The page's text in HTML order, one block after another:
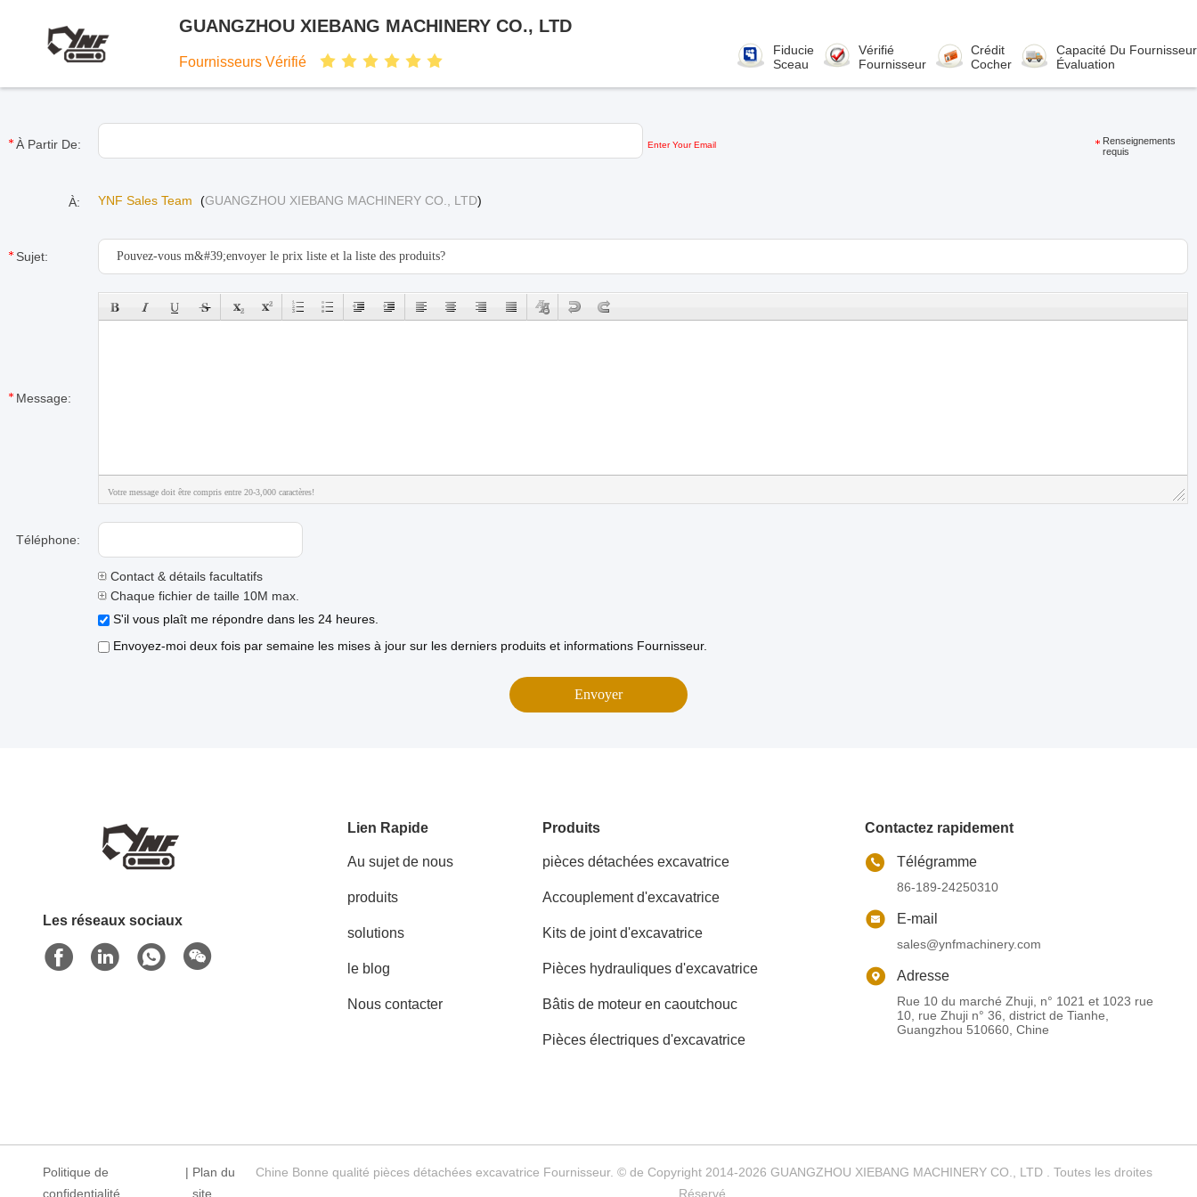
GUANGZHOU XIEBANG MACHINERY CO., LTD
Fournisseurs Vérifié
Fiducie
Sceau
Vérifié
Fournisseur
Crédit
Cocher
Capacité Du Fournisseur
Évaluation
À Partir De: Enter Your Email
Renseignements
requis
À: YNF Sales Team (GUANGZHOU XIEBANG MACHINERY CO., LTD)
Sujet:
Message:
Votre message doit être compris entre 20-3,000 caractères!
Téléphone:
Contact & détails facultatifs
Chaque fichier de taille 10M max.
S'il vous plaît me répondre dans les 24 heures.
Envoyez-moi deux fois par semaine les mises à jour sur les derniers produits et informations Fournisseur.
Les réseaux sociaux
Lien Rapide
Au sujet de nous
produits
solutions
le blog
Nous contacter
Produits
pièces détachées excavatrice
Accouplement d'excavatrice
Kits de joint d'excavatrice
Pièces hydrauliques d'excavatrice
Bâtis de moteur en caoutchouc
Pièces électriques d'excavatrice
Contactez rapidement
Télégramme
86-189-24250310
E-mail
sales@ynfmachinery.com
Adresse
Rue 10 du marché Zhuji, n° 1021 et 1023 rue
10, rue Zhuji n° 36, district de Tianhe,
Guangzhou 510660, Chine
Politique de
confidentialité
| Plan du
site
Chine Bonne qualité pièces détachées excavatrice Fournisseur. © de Copyright 2014-2026 GUANGZHOU XIEBANG MACHINERY CO., LTD . Toutes les droites
Réservé.